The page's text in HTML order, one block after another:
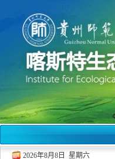
2026年8月8日 星期六